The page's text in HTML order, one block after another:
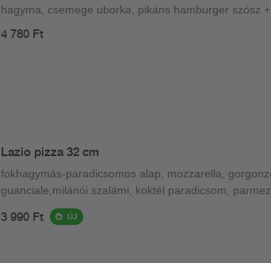
hagyma, csemege uborka, pikáns hamburger szósz +
4 780 Ft
Lazio pizza 32 cm
fokhagymás-paradicsomos alap, mozzarella,
guanciale,milánói szalámi, koktél paradicsom,
3 990 Ft ÚJ